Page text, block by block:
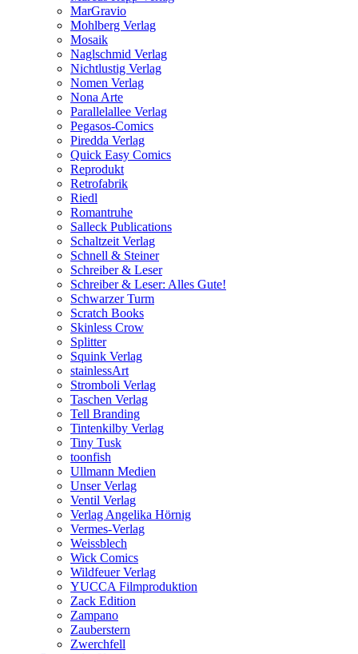
MarGravio
Mohlberg Verlag
Mosaik
Naglschmid Verlag
Nichtlustig Verlag
Nomen Verlag
Nona Arte
Parallelallee Verlag
Pegasos-Comics
Piredda Verlag
Quick Easy Comics
Reprodukt
Retrofabrik
Riedl
Romantruhe
Salleck Publications
Schaltzeit Verlag
Schnell & Steiner
Schreiber & Leser
Schreiber & Leser: Alles Gute!
Schwarzer Turm
Scratch Books
Skinless Crow
Splitter
Squink Verlag
stainlessArt
Stromboli Verlag
Taschen Verlag
Tell Branding
Tintenkilby Verlag
Tiny Tusk
toonfish
Ullmann Medien
Unser Verlag
Ventil Verlag
Verlag Angelika Hörnig
Vermes-Verlag
Weissblech
Wick Comics
Wildfeuer Verlag
YUCCA Filmproduktion
Zack Edition
Zampano
Zauberstern
Zwerchfell